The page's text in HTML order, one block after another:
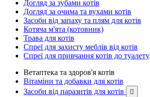
Догляд за зубами котів
Догляд за очима та вухами котів
Засоби від запаху та плям для котів
Котяча м'ята (котовник)
Трава для котів
Спреї для захисту меблів від котів
Спреї для привчання котів до туалету
Ветаптека та здоров'я котів
Вітаміни та добавки для котів
Засоби від паразитів для котів
